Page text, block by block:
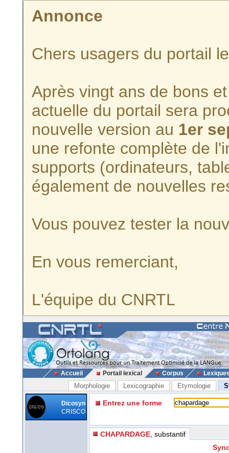
Annonce
Chers usagers du portail
Après vingt ans de bons
actuelle du portail sera
nouvelle version au 1er
une refonte complète de
supports (ordinateurs,
également de nouvelles
Vous pouvez tester la
En vous remerciant,
L'équipe du CNRTL
Accueil Portail lexical Corpus
Morphologie Lexicographie Etymologie
Dicosyn
CRISCO
Entrez une forme
CHAPARDAGE , substantif